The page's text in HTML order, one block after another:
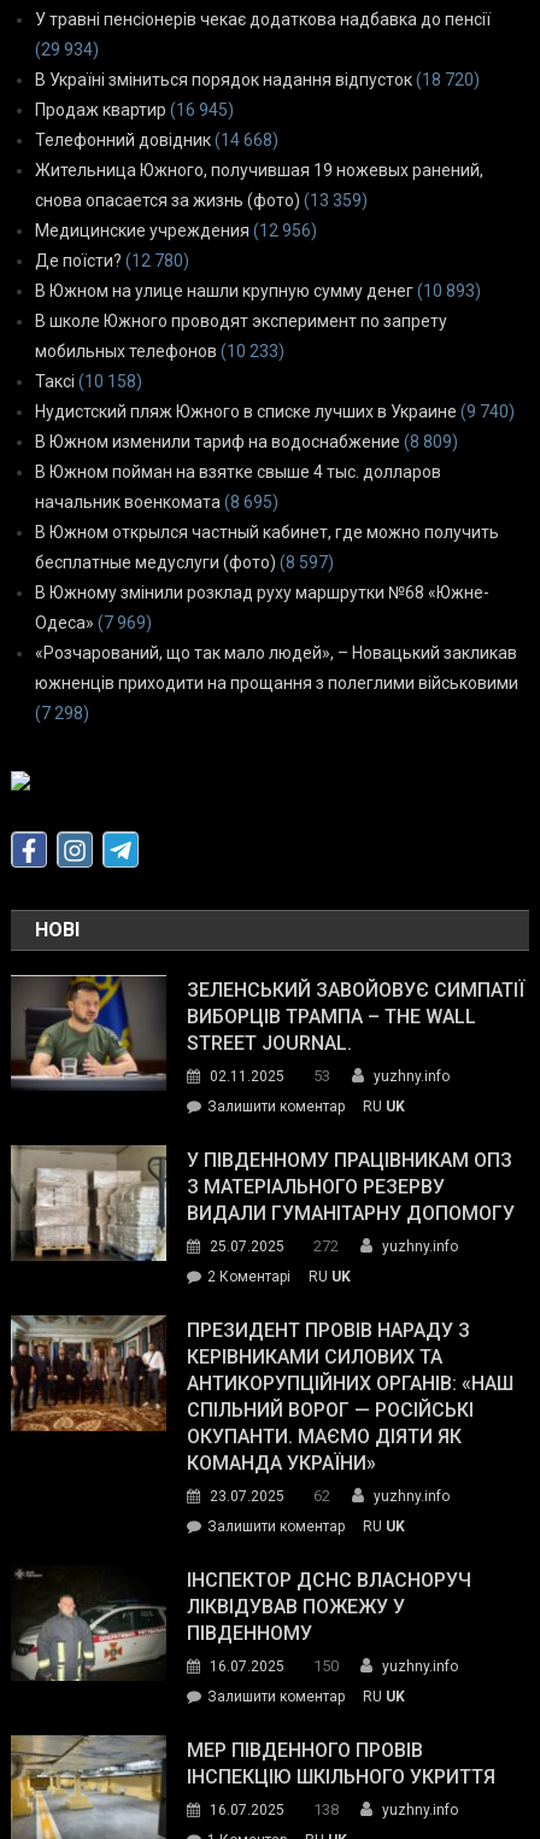
У травні пенсіонерів чекає додаткова надбавка до пенсії
(29 934)
В Україні зміниться порядок надання відпусток(18 720)
Продаж квартир (16 945)
Телефонний довідник(14 668)
Жительница Южного, получившая 19 ножевых ранений,
снова опасается за жизнь (фото) (13 359)
Медицинские учреждения (12 956)
Де поїсти? (12 780)
В Южном на улице нашли крупную сумму денег(10 893)
В школе Южного проводят эксперимент по запрету
мобильных телефонов (10 233)
Таксі (10 158)
Нудистский пляж Южного в списке лучших в Украине (9 740)
В Южном изменили тариф на водоснабжение (8 809)
В Южном пойман на взятке свыше 4 тыс. долларов
начальник военкомата (8 695)
В Южном открылся частный кабинет, где можно получить
бесплатные медуслуги (фото) (8 597)
В Южному змінили розклад руху маршрутки №68 «Южне-
Одеса» (7 969)
«Розчарований, що так мало людей», – Новацький закликав
южненців приходити на прощання з полеглими військовими
(7 298)
НОВІ
ЗЕЛЕНСЬКИЙ ЗАВОЙОВУЄ СИМПАТІЇ
ВИБОРЦІВ ТРАМПА – THE WALL
STREET JOURNAL.
02.11.2025 53
yuzhny.info
Залишити коментарon
завойовує
симпатії
виборців
The
Street
Journal.
RU UK
У ПІВДЕННОМУ ПРАЦІВНИКАМ ОПЗ
З МАТЕРІАЛЬНОГО РЕЗЕРВУ
ВИДАЛИ ГУМАНІТАРНУ ДОПОМОГУ
25.07.2025 272
yuzhny.info
2 Коментарі
Південному
працівникам
ОПЗ
з
матеріального
резерву
гуманітарну
допомогу
RU UK
ПРЕЗИДЕНТ ПРОВІВ НАРАДУ З
КЕРІВНИКАМИ СИЛОВИХ ТА
АНТИКОРУПЦІЙНИХ ОРГАНІВ: «НАШ
СПІЛЬНИЙ ВОРОГ — РОСІЙСЬКІ
ОКУПАНТИ. МАЄМО ДІЯТИ ЯК
КОМАНДА УКРАЇНИ»
23.07.2025 62
yuzhny.info
Залишити коментарon
провів
нараду
силових
та
органів:
«Наш
спільний
RU UK
ІНСПЕКТОР ДСНС ВЛАСНОРУЧ
ЛІКВІДУВАВ ПОЖЕЖУ У
ПІВДЕННОМУ
16.07.2025 150
yuzhny.info
Залишити коментарon
ДСНС
власноруч
пожежу
RU UK
МЕР ПІВДЕННОГО ПРОВІВ
ІНСПЕКЦІЮ ШКІЛЬНОГО УКРИТТЯ
16.07.2025 138
yuzhny.info